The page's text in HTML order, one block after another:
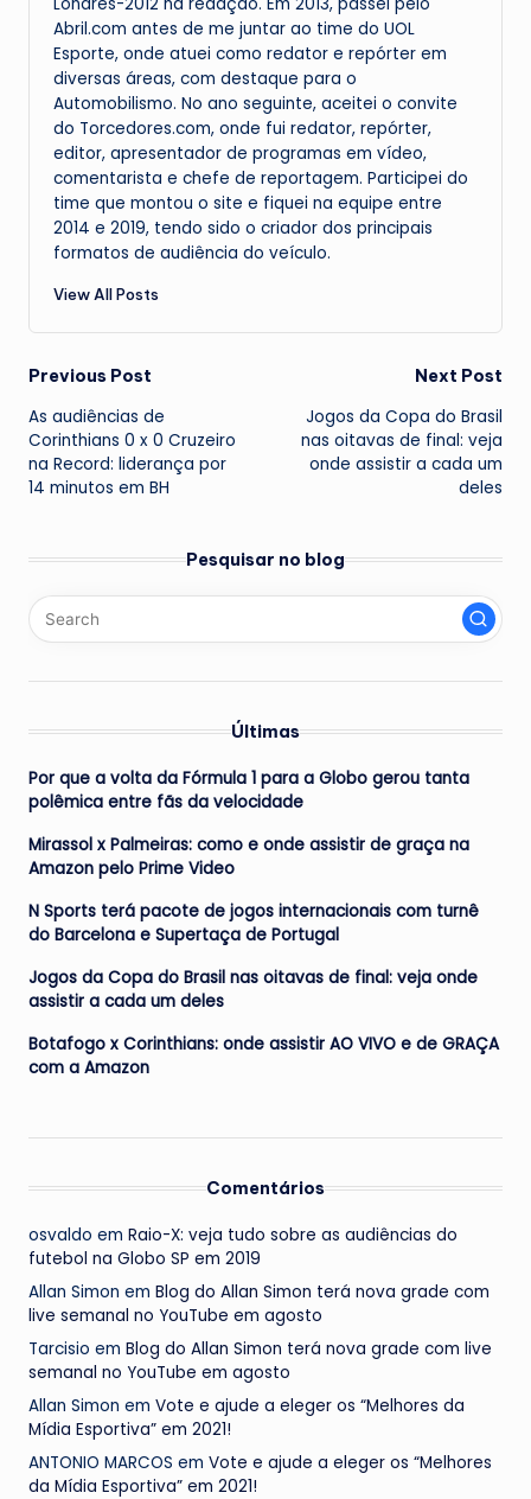
Londres-2012 na redação. Em 2013, passei pelo
Abril.com antes de me juntar ao time do UOL
Esporte, onde atuei como redator e repórter em
diversas áreas, com destaque para o
Automobilismo. No ano seguinte, aceitei o convite
do Torcedores.com, onde fui redator, repórter,
editor, apresentador de programas em vídeo,
comentarista e chefe de reportagem. Participei do
time que montou o site e fiquei na equipe entre
2014 e 2019, tendo sido o criador dos principais
formatos de audiência do veículo.
View All Posts
Post
navigation
Previous Post
As audiências de
Corinthians 0 x 0 Cruzeiro
na Record: liderança por
14 minutos em BH
Next Post
Jogos da Copa do Brasil
nas oitavas de final: veja
onde assistir a cada um
deles
Pesquisar no blog
Últimas
Por que a volta da Fórmula 1 para a Globo gerou tanta
polêmica entre fãs da velocidade
Mirassol x Palmeiras: como e onde assistir de graça na
Amazon pelo Prime Video
N Sports terá pacote de jogos internacionais com turnê
do Barcelona e Supertaça de Portugal
Jogos da Copa do Brasil nas oitavas de final: veja onde
assistir a cada um deles
Botafogo x Corinthians: onde assistir AO VIVO e de GRAÇA
com a Amazon
Comentários
osvaldo em Raio-X: veja tudo sobre as audiências do
futebol na Globo SP em 2019
Allan Simon em Blog do Allan Simon terá nova grade com
live semanal no YouTube em agosto
Tarcisio em Blog do Allan Simon terá nova grade com live
semanal no YouTube em agosto
Allan Simon em Vote e ajude a eleger os “Melhores da
Mídia Esportiva” em 2021!
ANTONIO MARCOS em Vote e ajude a eleger os “Melhores
da Mídia Esportiva” em 2021!